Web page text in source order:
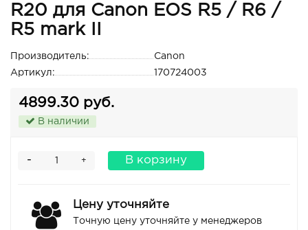
R20 для Canon EOS R5 / R6 /
R5 mark II
Производитель:
Canon
Артикул:
170724003
4899.30 руб.
В наличии
+
- В корзину
Цену уточняйте
Точную цену уточняйте у менеджеров